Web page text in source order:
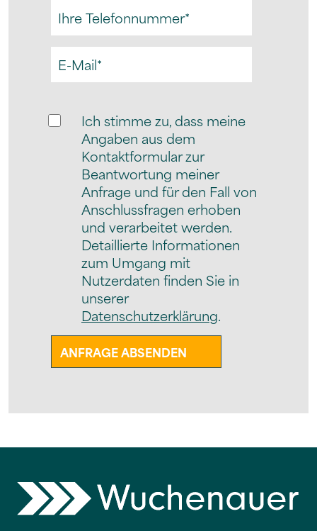
Ich stimme zu, dass meine
Angaben aus dem
Kontaktformular zur
Beantwortung meiner
Anfrage und für den Fall von
Anschlussfragen erhoben
und verarbeitet werden.
Detaillierte Informationen
zum Umgang mit
Nutzerdaten finden Sie in
unserer
Datenschutzerklärung.